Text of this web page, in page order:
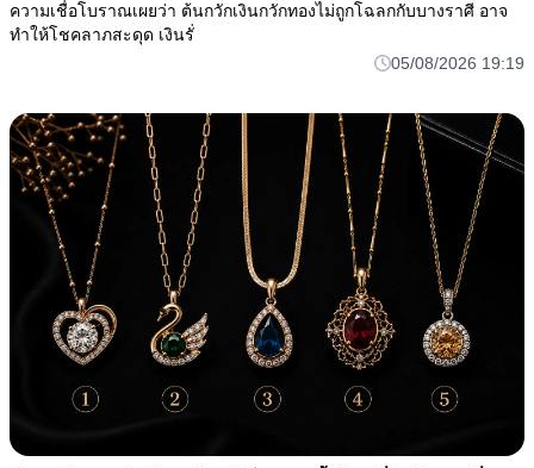
ความเชื่อโบราณเผยว่า ต้นกวักเงินกวักทองไม่ถูกโฉลกกับบางราศี อาจ
ทำให้โชคลาภสะดุด เงินรั่
05/08/2026 19:19